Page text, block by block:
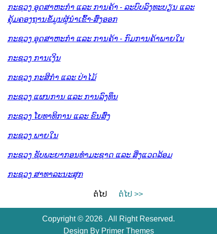
ກະຊວງ ອຸດສາຫະກຳ ແລະ ການຄ້າ - ລະບົບລົງທະບຽນ ແລະ
ຄຸ້ມຄອງຖານຂໍ້ມູນຜູ້ນໍາເຂົ້າ-ສົ່ງອອກ
ກະຊວງ ອຸດສາຫະກຳ ແລະ ການຄ້າ - ກົມການຄ້າພາຍໃນ
ກະຊວງ ການເງິນ
ກະຊວງ ກະສິກຳ ແລະ ປ່າໄມ້
ກະຊວງ ແຜນການ ແລະ ການລົງທຶນ
ກະຊວງ ໂຍທາທິການ ແລະ ຂົນສົ່ງ
ກະຊວງ ພາຍໃນ
ກະຊວງ ຊັບພະຍາກອນທໍາມະຊາດ ແລະ ສິ່ງແວດລ້ອມ
ກະຊວງ ສາທາລະນະສຸກ
ຕໍ່ໄປ ຕໍ່ໄປ >>
Copyright © 2026 . All Right Reserved.
Design By Primer Themes